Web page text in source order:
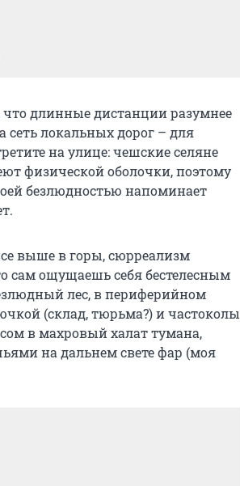
длинные дистанции разумнее
локальных дорог – для
на улице: чешские селяне
физической оболочки, поэтому
безлюдностью напоминает
выше в горы, сюрреализм
сам ощущаешь себя бестелесным
лес, в периферийном
(склад, тюрьма?) и частоколы
в махровый халат тумана,
на дальнем свете фар (моя